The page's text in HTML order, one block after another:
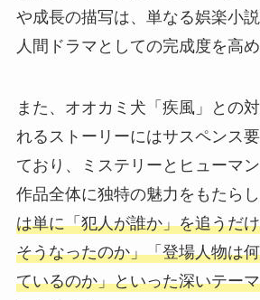
や成長の描写は、単なる娯楽小
人間ドラマとしての完成度を高め
また、オオカミ犬「疾風」との
れるストーリーにはサスペンス
ており、ミステリーとヒューマ
作品全体に独特の魅力をもたらし
は単に「犯人が誰か」を追うだ
そうなったのか」「登場人物は
ているのか」といった深いテー